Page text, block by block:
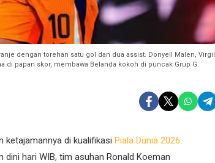
dengan torehan satu gol dan dua assist. Donyell Malen, Virgil
di papan skor, membawa Belanda kokoh di puncak Grup G
ketajamannya di kualifikasi Piala Dunia 2026.
hari WIB, tim asuhan Ronald Koeman